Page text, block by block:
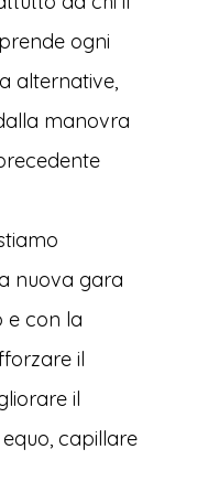
ogni
alternative,
manovra
nuova gara
e con la
il
il
capillare